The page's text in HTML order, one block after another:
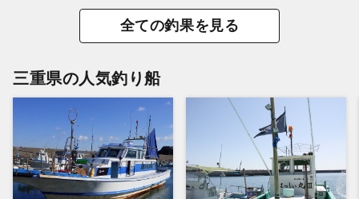
全ての釣果を見る
三重県の人気釣り船